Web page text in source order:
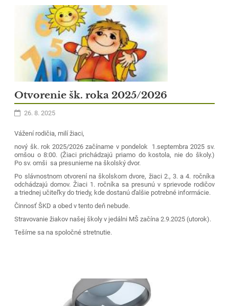
Otvorenie šk. roka 2025/2026
26. 8. 2025
Vážení rodičia, milí žiaci,
nový šk. rok 2025/2026 začíname v pondelok 1.septembra 2025 sv.
omšou o 8:00. (Žiaci prichádzajú priamo do kostola, nie do školy.)
Po sv. omši sa presunieme na školský dvor.
Po slávnostnom otvorení na školskom dvore, žiaci 2., 3. a 4. ročníka
odchádzajú domov. Žiaci 1. ročníka sa presunú v sprievode rodičov
a triednej učiteľky do triedy, kde dostanú ďalšie potrebné informácie.
Činnosť ŠKD a obed v tento deň nebude.
Stravovanie žiakov našej školy v jedálni MŠ začína 2.9.2025 (utorok).
Tešíme sa na spoločné stretnutie.